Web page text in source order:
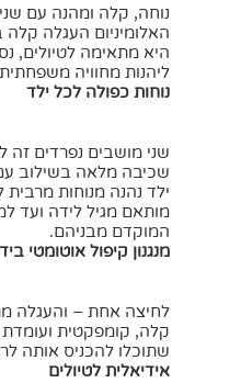
נוחה, קלה ומהנה עם
האלומיניום העגלה קלה
היא מתאימה לטיולים,
ליהנות מחוויה
נוחות כפולה לכל ילד
שני מושבים נפרדים זה
שכיבה מלאה בשילוב
ילד נהנה מנוחות
המוקדם מבניהם.
מנגנון קיפול אוטומטי
לחיצה אחת – והעגלה
קלה, קומפקטית
שתוכלו להכניס אותה
אידיאלית לטיולים